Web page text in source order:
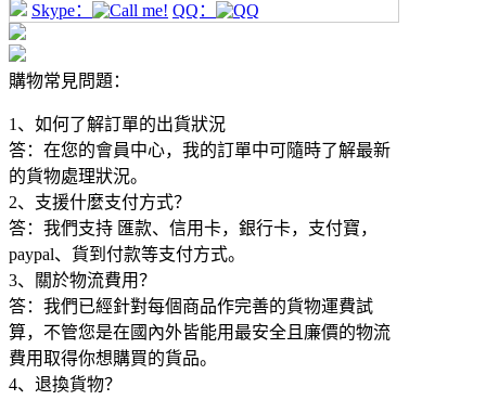
Skype：
QQ：
購物常見問題：
1、如何了解訂單的出貨狀況
答：在您的會員中心，我的訂單中可隨時了解最新
的貨物處理狀況。
2、支援什麼支付方式？
答：我們支持 匯款、信用卡，銀行卡，支付寶，
paypal、貨到付款等支付方式。
3、關於物流費用？
答：我們已經針對每個商品作完善的貨物運費試
算，不管您是在國內外皆能用最安全且廉價的物流
費用取得你想購買的貨品。
4、退換貨物？